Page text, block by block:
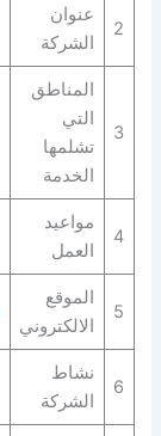
2
عنوان
الشركة
3
المناطق
التي
تشلمها
الخدمة
4
مواعيد
العمل
5
الموقع
الالكتروني
6
نشاط
الشركة